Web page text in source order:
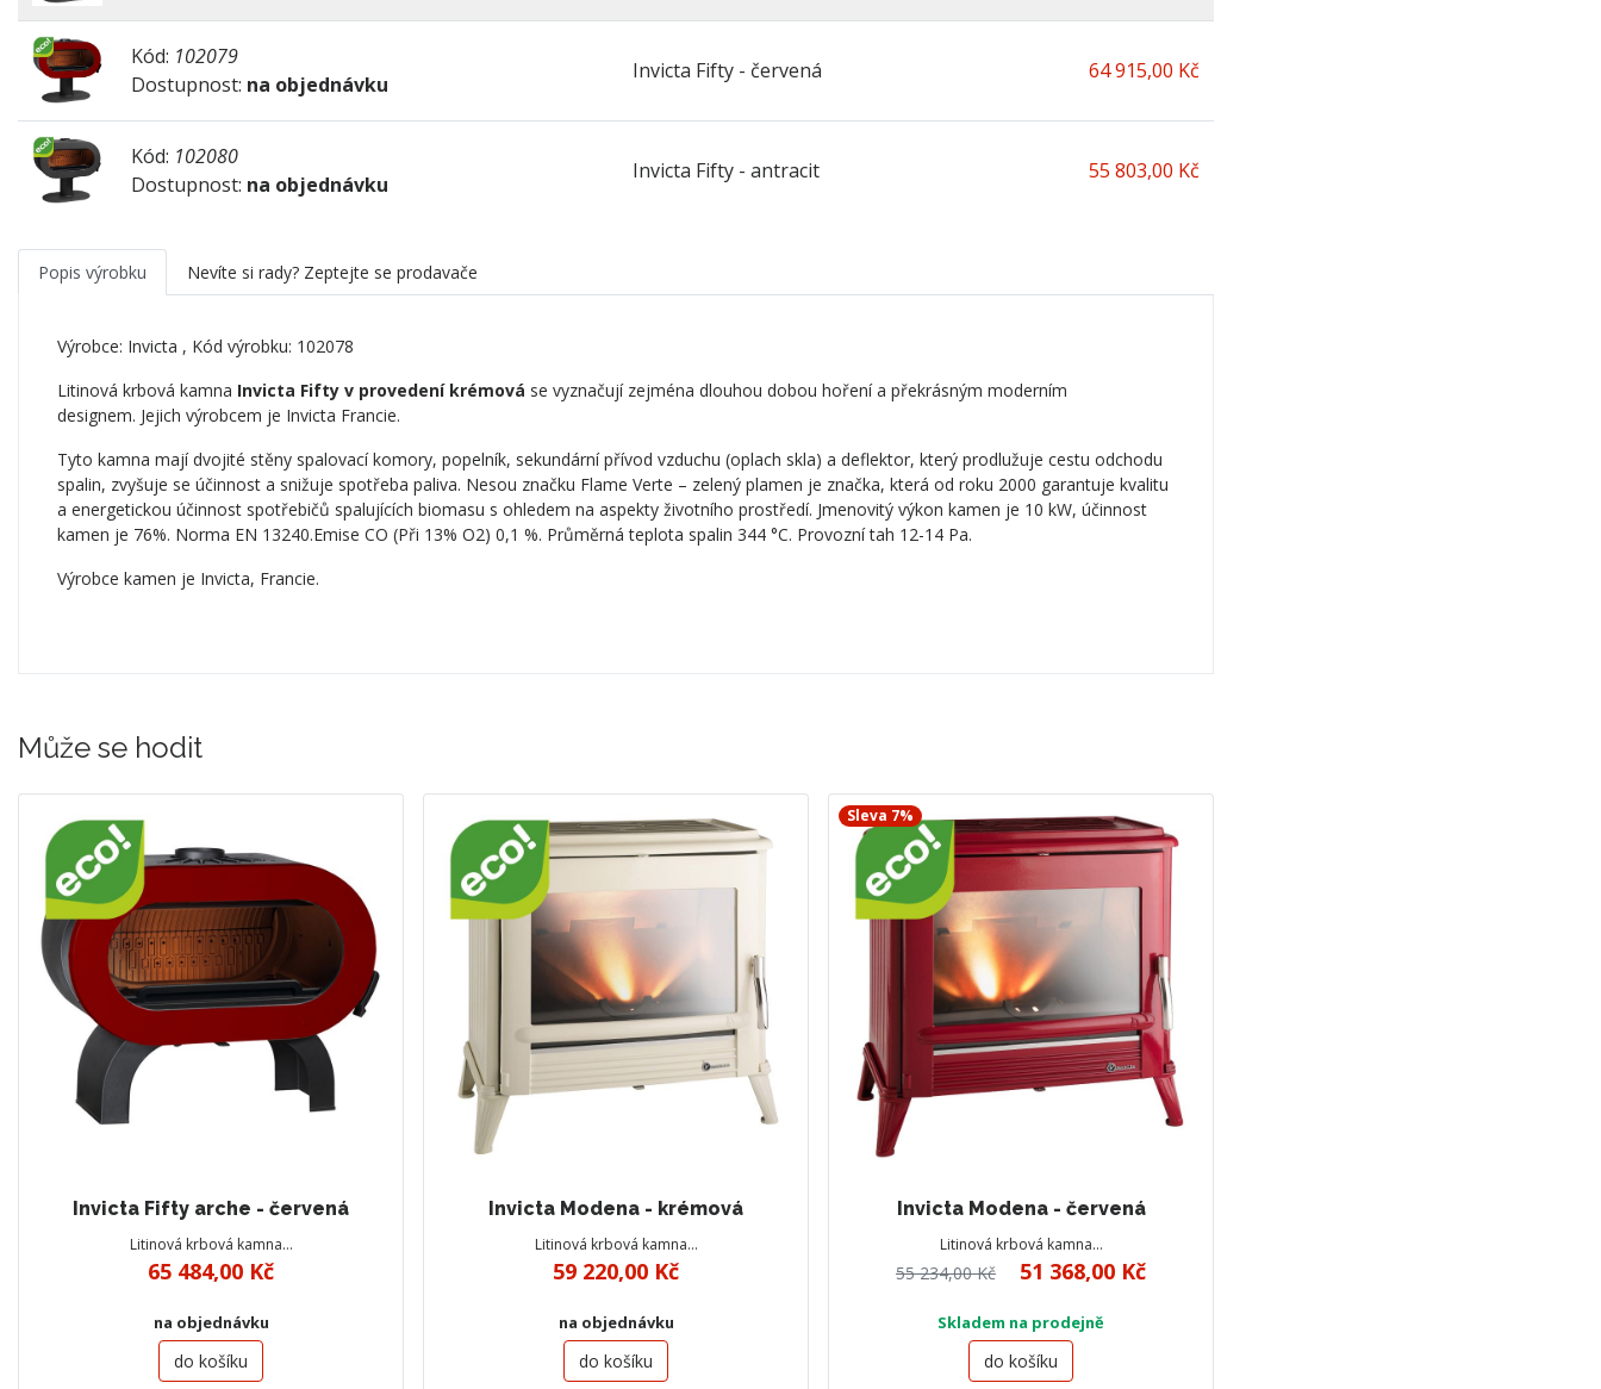
Kód: 102079
Dostupnost: na objednávku
Invicta Fifty - červená 64 915,00 Kč
Kód: 102080
Dostupnost: na objednávku
Invicta Fifty - antracit 55 803,00 Kč
Popis výrobku Nevíte si rady? Zeptejte se prodavače
Výrobce: Invicta , Kód výrobku: 102078
Litinová krbová kamna Invicta Fifty v provedení krémová se vyznačují zejména dlouhou dobou hoření a překrásným moderním
designem. Jejich výrobcem je Invicta Francie.
Tyto kamna mají dvojité stěny spalovací komory, popelník, sekundární přívod vzduchu (oplach skla) a deflektor, který prodlužuje cestu odchodu
spalin, zvyšuje se účinnost a snižuje spotřeba paliva. Nesou značku Flame Verte – zelený plamen je značka, která od roku 2000 garantuje kvalitu
a energetickou účinnost spotřebičů spalujících biomasu s ohledem na aspekty životního prostředí. Jmenovitý výkon kamen je 10 kW, účinnost
kamen je 76%. Norma EN 13240.Emise CO (Při 13% O2) 0,1 %. Průměrná teplota spalin 344 °C. Provozní tah 12-14 Pa.
Výrobce kamen je Invicta, Francie.
Může se hodit
Invicta Fifty arche - červená
Litinová krbová kamna…
65 484,00 Kč
na objednávku
do košíku
Invicta Modena - krémová
Litinová krbová kamna…
59 220,00 Kč
na objednávku
do košíku
Sleva 7%
Invicta Modena - červená
Litinová krbová kamna…
55 234,00 Kč 51 368,00 Kč
Skladem na prodejně
do košíku